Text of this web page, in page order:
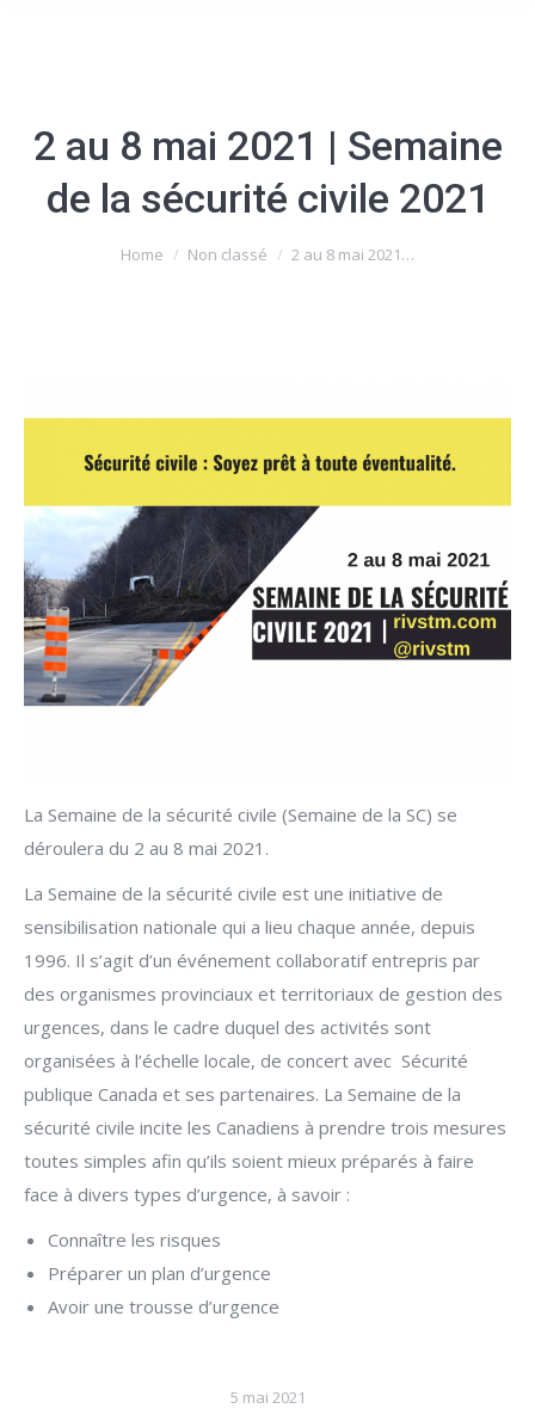
2 au 8 mai 2021 | Semaine
de la sécurité civile 2021
You are here:Home Non classé 2 au 8 mai 2021…
La Semaine de la sécurité civile (Semaine de la SC) se
déroulera du 2 au 8 mai 2021.
La Semaine de la sécurité civile est une initiative de
sensibilisation nationale qui a lieu chaque année, depuis
1996. Il s’agit d’un événement collaboratif entrepris par
des organismes provinciaux et territoriaux de gestion des
urgences, dans le cadre duquel des activités sont
organisées à l’échelle locale, de concert avec Sécurité
publique Canada et ses partenaires. La Semaine de la
sécurité civile incite les Canadiens à prendre trois mesures
toutes simples afin qu’ils soient mieux préparés à faire
face à divers types d’urgence, à savoir :
Connaître les risques
Préparer un plan d’urgence
Avoir une trousse d’urgence
5 mai 2021